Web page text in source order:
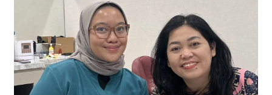
Clinic